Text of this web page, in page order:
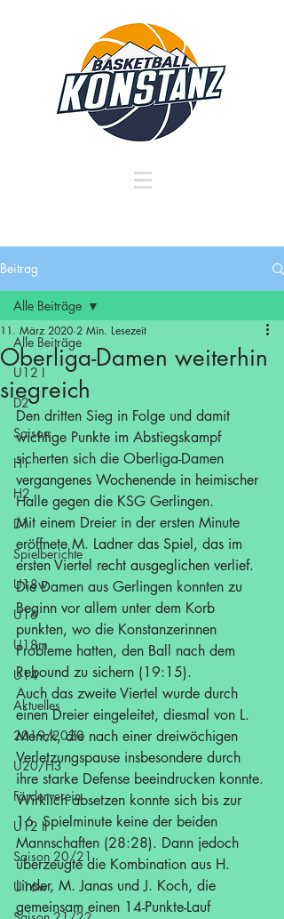
Beitrag
Alle Beiträge
U12 I
D2
Saison
H1
H2
D1
Spielberichte
U18w
U16
U18m
U14
Aktuelles
2019/2020
U20/H3
Förderverein
U12 II
Saison 20/21
U16w
Alle Beiträge
Oberliga-Damen weiterhin
siegreich
11. März 2020 2 Min. Lesezeit
Den dritten Sieg in Folge und damit
wichtige Punkte im Abstiegskampf
sicherten sich die Oberliga-Damen
vergangenes Wochenende in heimischer
Halle gegen die KSG Gerlingen.
Mit einem Dreier in der ersten Minute
eröffnete M. Ladner das Spiel, das im
ersten Viertel recht ausgeglichen verlief.
Die Damen aus Gerlingen konnten zu
Beginn vor allem unter dem Korb
punkten, wo die Konstanzerinnen
Probleme hatten, den Ball nach dem
Rebound zu sichern (19:15).
Auch das zweite Viertel wurde durch
einen Dreier eingeleitet, diesmal von L.
Menck, die nach einer dreiwöchigen
Verletzungspause insbesondere durch
ihre starke Defense beeindrucken konnte.
Wirklich absetzen konnte sich bis zur
16. Spielminute keine der beiden
Mannschaften (28:28). Dann jedoch
überzeugte die Kombination aus H.
Linder, M. Janas und J. Koch, die
gemeinsam einen 14-Punkte-Lauf